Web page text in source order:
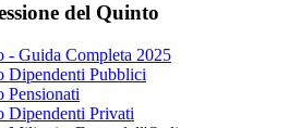
del Quinto
- Guida Completa 2025
Dipendenti Pubblici
Pensionati
Dipendenti Privati